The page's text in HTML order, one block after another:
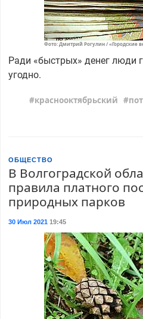
Фото: Дмитрий Рогулин / «Городские
Ради «быстрых» денег люди
угодно.
краснооктябрьский
ОБЩЕСТВО
В Волгоградской
правила платного
природных парков
30 Июл 202119:45